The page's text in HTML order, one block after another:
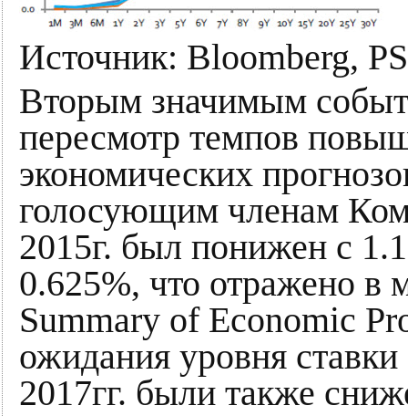
Источник: Bloomberg,
Вторым значимым
пересмотр темпов
экономических
голосующим членам
2015г. был понижен с
0.625%, что отражено в
Summary of Economic
ожидания уровня
2017гг. были также